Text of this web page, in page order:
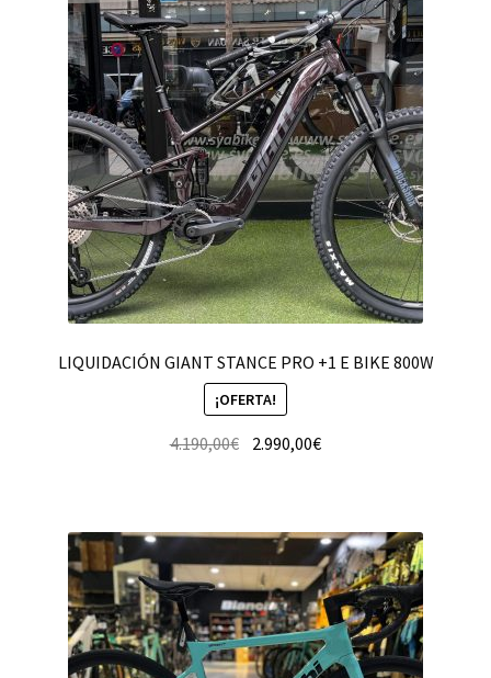
LIQUIDACIÓN GIANT STANCE PRO +1 E BIKE 800W
¡OFERTA!
4.190,00€ 2.990,00€